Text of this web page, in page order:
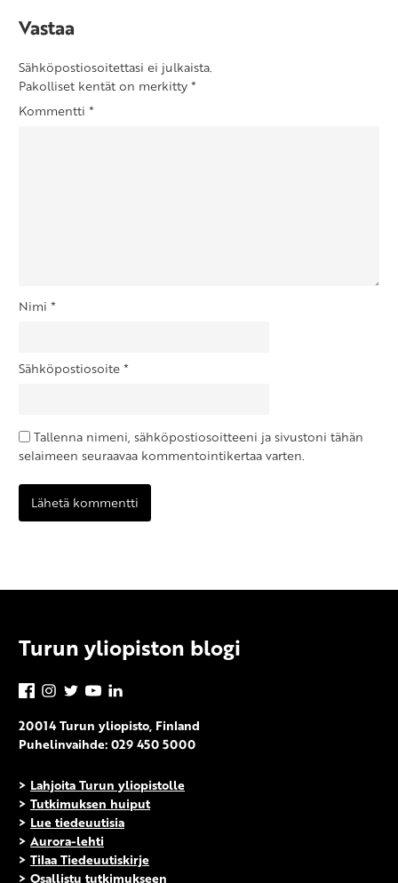
Vastaa
Sähköpostiosoitettasi ei julkaista.
Pakolliset kentät on merkitty*
Kommentti *
Nimi *
Sähköpostiosoite*
Tallenna nimeni, sähköpostiosoitteeni ja sivustoni tähän
selaimeen seuraavaa kommentointikertaa varten.
Turun yliopiston blogi
Facebook
Instagram
TwitterYouTube
20014 Turun yliopisto, Finland
Puhelinvaihde: 029 450 5000
> Lahjoita Turun yliopistolle
> Tutkimuksen huiput
> Lue tiedeuutisia
> Aurora-lehti
> Tilaa Tiedeuutiskirje
> Osallistu tutkimukseen